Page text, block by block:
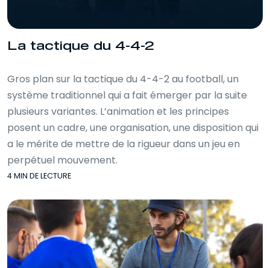
La tactique du 4-4-2
Gros plan sur la tactique du 4-4-2 au football, un
système traditionnel qui a fait émerger par la suite
plusieurs variantes. L’animation et les principes
posent un cadre, une organisation, une disposition qui
a le mérite de mettre de la rigueur dans un jeu en
perpétuel mouvement.
4 MIN DE LECTURE